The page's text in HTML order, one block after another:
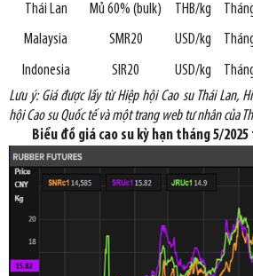
Thái Lan
Mủ 60% (bulk) THB/kg
Malaysia
SMR20 USD/kg
Indonesia SIR20 USD/kg
Lưu ý: Giá được lấy từ Hiệp hội Caosu Thái Lan,
hội Cao su Quốc tế và một trang web tư nhân của
Biểu đồ giá cao su kỳ hạn tháng 5/